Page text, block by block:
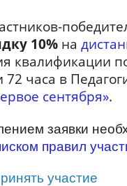
10% на
квалификации
часа в
сентября».
заявки
правил
участие